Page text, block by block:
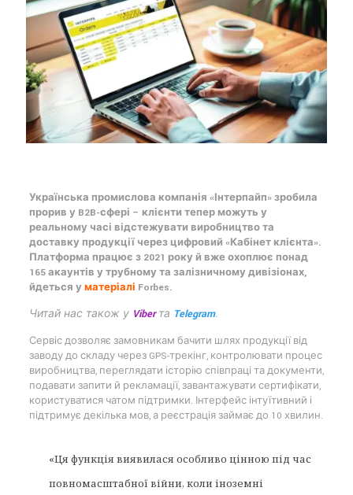
Українська промислова компанія «Інтерпайп» зробила
прорив у B2B-сфері – клієнти тепер можуть у
реальному часі відстежувати виробництво та
доставку продукції через цифровий «Кабінет клієнта».
Платформа працює з 2021 року й вже охоплює понад
165 акаунтів у трубному та залізничному дивізіонах,
йдеться у матеріалі Forbes.
Читай нас також у Viberта Telegram.
Сервіс дозволяє замовникам бачити шлях продукції від
заводу до складу через GPS-трекінг, контролювати процес
виробництва, переглядати історію співпраці та документи,
подавати запити й рекламації, завантажувати сертифікати,
користуватися чатом підтримки. Інтерфейс інтуїтивний і
підтримує декілька мов, а реєстрація займає до 10 хвилин.
«Ця функція виявилася особливо цінною під час
повномасштабної війни, коли іноземні